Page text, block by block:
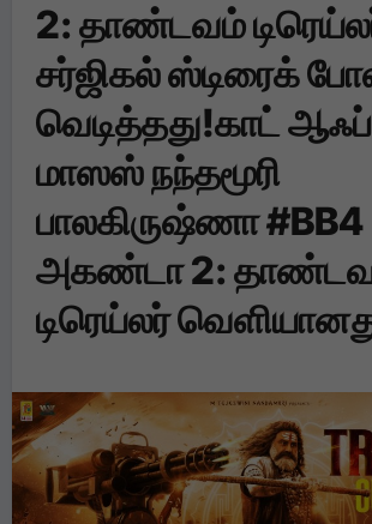
2: தாண்டவம்
சர்ஜிகல் ஸ்டிரைக்
வெடித்தது!காட் ஆஃப்
மாஸஸ் நந்தமூரி
பாலகிருஷ்ணா #BB4
அகண்டா 2:
டிரெய்லர்